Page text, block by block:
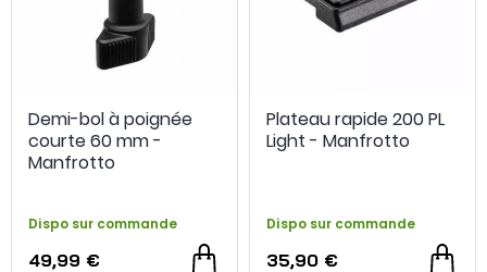
Demi-bol à poignée
courte 60 mm -
Manfrotto
Dispo sur commande
49,99 €
Plateau rapide 200 PL
Light - Manfrotto
Dispo sur commande
35,90 €